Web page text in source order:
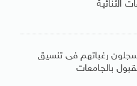
الثنائية
رغباتهم فى تنسيق
بالجامعات